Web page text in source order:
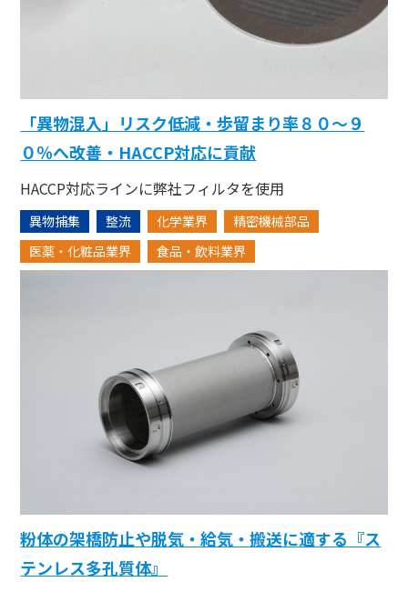
「異物混入」リスク低減・歩留まり率８０〜９
０％へ改善・HACCP対応に貢献
HACCP対応ラインに弊社フィルタを使用
異物捕集 整流 化学業界
精密機械部品
医薬・化粧品業界
食品・飲料業界
粉体の架橋防止や脱気・給気・搬送に適する『ス
テンレス多孔質体』